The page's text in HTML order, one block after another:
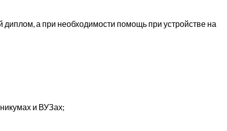
диплом, а при необходимости помощь при устройстве на
и ВУЗах;